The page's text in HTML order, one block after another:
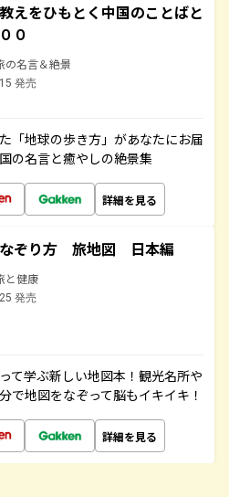
えをひもとく中国のことばと
０
の名言＆絶景
発売
「地球の歩き方」があなたにお届
の名言と癒やしの絶景集
詳細を見る
ぞり方 旅地図 日本編
と健康
発売
て学ぶ新しい地図本！観光名所や
で地図をなぞって脳もイキイキ！
詳細を見る